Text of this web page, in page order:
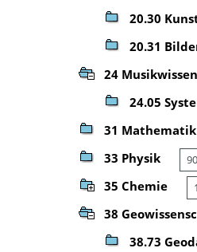
20.30
20.31
24
24.05
31 Mathematik
33 Physik
35 Chemie
38
38.73